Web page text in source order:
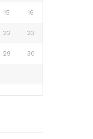
15 16
22 23
29 30